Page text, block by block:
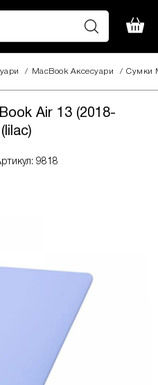
/ MacBook Аксесуари / Сумки
Air 13 (2018-
9818